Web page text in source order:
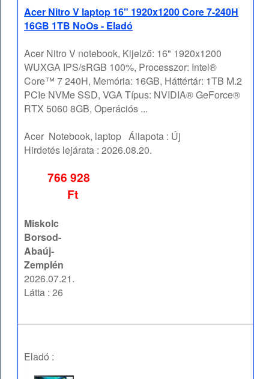
Acer Nitro V laptop 16" 1920x1200 Core 7-240H
16GB 1TB NoOs - Eladó
Acer Nitro V notebook, Kijelző: 16" 1920x1200
WUXGA IPS/sRGB 100%, Processzor: Intel®
Core™ 7 240H, Memória: 16GB, Háttértár: 1TB M.2
PCIe NVMe SSD, VGA Típus: NVIDIA® GeForce®
RTX 5060 8GB, Operációs ...
Acer Notebook, laptop Állapota : Új
Hirdetés lejárata :2026.08.20.
766 928
Ft
Miskolc
Borsod-
Abaúj-
Zemplén
2026.07.21.
Látta : 26
Eladó :